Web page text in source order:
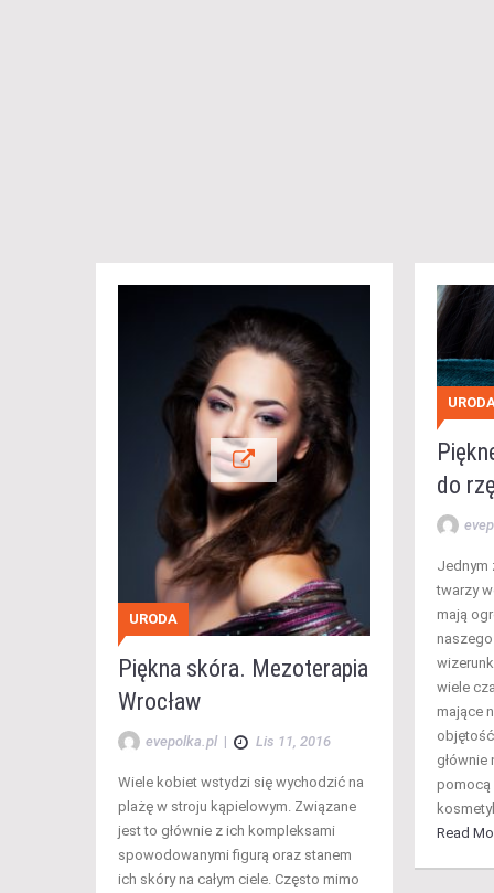
URODA
Piękna skóra. Mezoterapia
Wrocław
evepolka.pl | Lis 11, 2016
Wiele kobiet wstydzi się wychodzić na
plażę w stroju kąpielowym. Związane
jest to głównie z ich kompleksami
spowodowanymi figurą oraz stanem
ich skóry na całym ciele. Często mimo
do
Jednym
twarzy
mają
naszego
wiele
mające
głównie
pomocą
Read